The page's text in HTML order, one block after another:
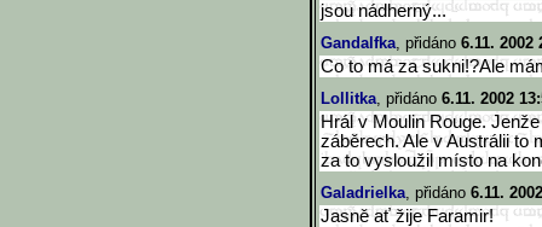
jsou nádherný...
Gandalfka, přidáno 6.11. 2002
Co to má za sukni!?Ale
Lollitka, přidáno 6.11. 2002
Hrál v Moulin Rouge.
záběrech. Ale v Austrálii to
za to vysloužil místo na
Galadrielka, přidáno 6.11.
Jasně ať žije Faramir!